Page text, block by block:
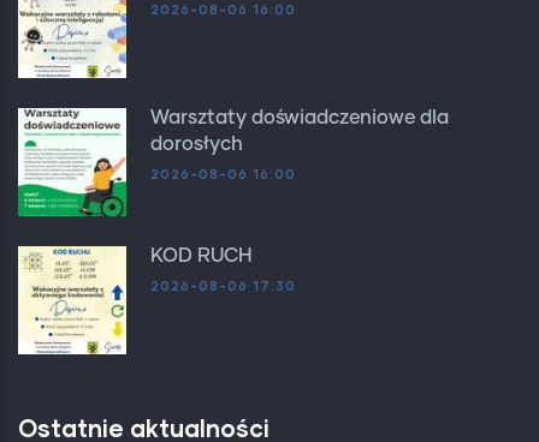
2026-08-06 16:00
Warsztaty doświadczeniowe dla
dorosłych
2026-08-06 16:00
KOD RUCH
2026-08-06 17:30
Ostatnie aktualności